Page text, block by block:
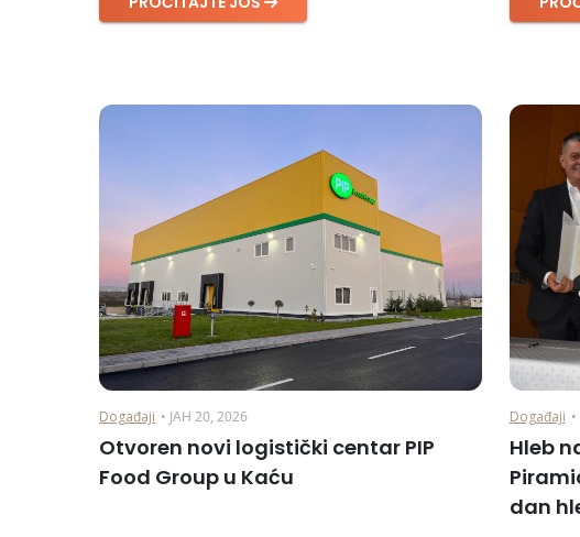
Događaji • ЈАН 20, 2026
Otvoren novi logistički centar PIP
Food Group u Kaću
Događaji
Hleb
dan